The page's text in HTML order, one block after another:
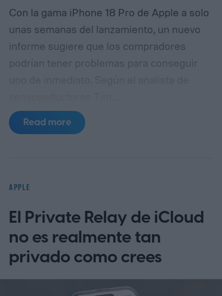
Con la gama iPhone 18 Pro de Apple a solo
unas semanas del lanzamiento, un nuevo
informe sugiere que los compradores
podrían tener problemas para conseguir
Culpan (vía 9to5Mac), la escasez de DRAM
está frenando la producción y podría dejar
Read more
APPLE
El Private Relay de iCloud
no es realmente tan
privado como crees